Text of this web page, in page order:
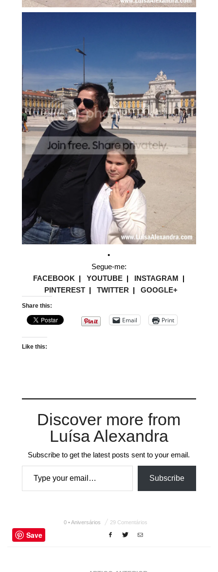
•
Segue-me:
FACEBOOK |YOUTUBE | INSTAGRAM |
PINTEREST| TWITTER | GOOGLE+
Share this:
Email Print
Like this:
Discover more from
Luísa Alexandra
Subscribe to get the latest posts sent to your email.
Type your email…
Subscribe
0 • Aniversários 29 Comentários
Save